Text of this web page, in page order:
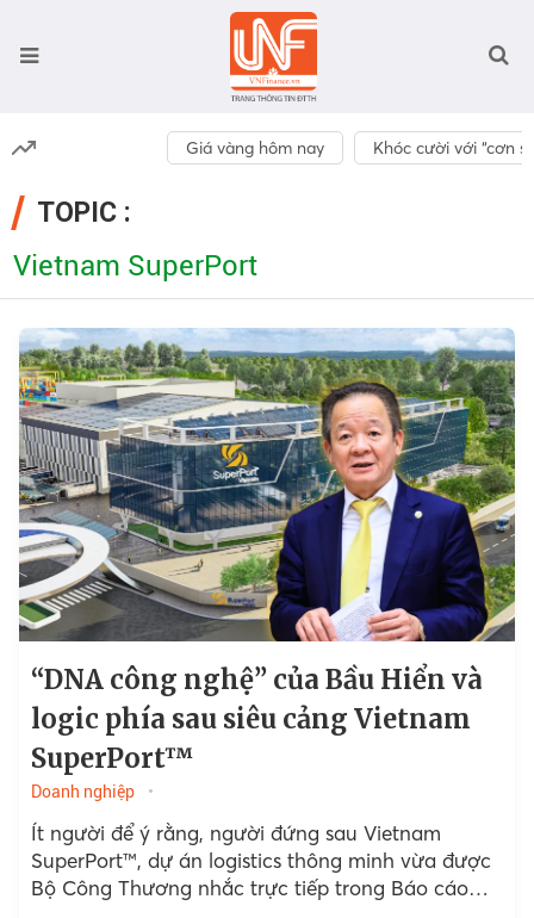
Giá vàng hôm nay Khóc cười với “cơn
TOPIC :
Vietnam SuperPort
“DNA công nghệ” của Bầu Hiển và
logic phía sau siêu cảng Vietnam
SuperPort™
Doanh nghiệp
Ít người để ý rằng, người đứng sau Vietnam
SuperPort™, dự án logistics thông minh vừa được
Bộ Công Thương nhắc trực tiếp trong Báo cáo